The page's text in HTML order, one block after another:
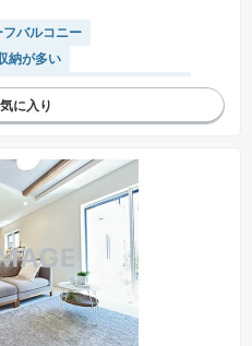
フバルコニー
納が多い
路の幅が６m以上
前面棟無
住宅地
機 対面キッチン 窓付き浴室